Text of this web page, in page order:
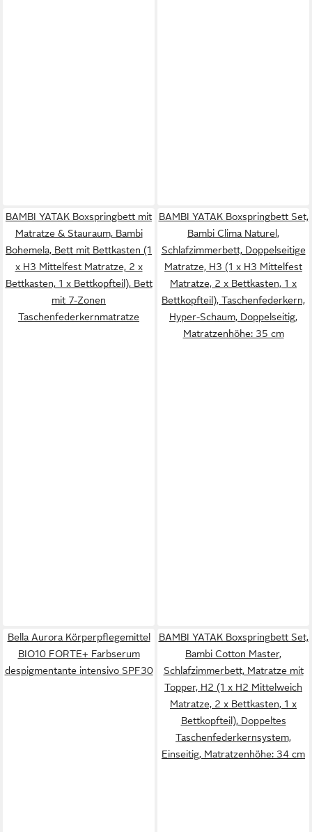
BAMBI YATAK Boxspringbett mit
Matratze & Stauraum, Bambi
Bohemela, Bett mit Bettkasten (1
x H3 Mittelfest Matratze, 2 x
Bettkasten, 1 x Bettkopfteil), Bett
mit 7-Zonen
Taschenfederkernmatratze
BAMBI YATAK Boxspringbett Set,
Bambi Clima Naturel,
Schlafzimmerbett, Doppelseitige
Matratze, H3 (1 x H3 Mittelfest
Matratze, 2 x Bettkasten, 1 x
Bettkopfteil), Taschenfederkern,
Hyper-Schaum, Doppelseitig,
Matratzenhöhe: 35 cm
Bella Aurora Körperpflegemittel
BIO10 FORTE+ Farbserum
despigmentante intensivo SPF30
BAMBI YATAK Boxspringbett Set,
Bambi Cotton Master,
Schlafzimmerbett, Matratze mit
Topper, H2 (1 x H2 Mittelweich
Matratze, 2 x Bettkasten, 1 x
Bettkopfteil), Doppeltes
Taschenfederkernsystem,
Einseitig, Matratzenhöhe: 34 cm